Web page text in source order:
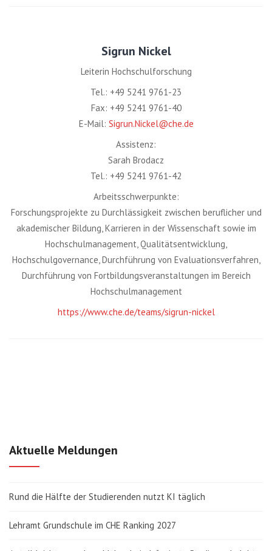
Sigrun Nickel
Leiterin Hochschulforschung
Tel.: +49 5241 9761-23
Fax: +49 5241 9761-40
E-Mail: Sigrun.Nickel@che.de
Assistenz:
Sarah Brodacz
Tel.: +49 5241 9761-42
Arbeitsschwerpunkte:
Forschungsprojekte zu Durchlässigkeit zwischen beruflicher und
akademischer Bildung, Karrieren in der Wissenschaft sowie im
Hochschulmanagement, Qualitätsentwicklung,
Hochschulgovernance, Durchführung von Evaluationsverfahren,
Durchführung von Fortbildungsveranstaltungen im Bereich
Hochschulmanagement
https://www.che.de/teams/sigrun-nickel
Aktuelle Meldungen
Rund die Hälfte der Studierenden nutzt KI täglich
Lehramt Grundschule im CHE Ranking 2027